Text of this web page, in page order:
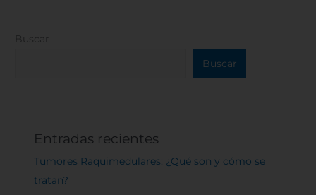
Buscar
Buscar
Entradas recientes
Tumores Raquimedulares: ¿Qué son y cómo se
tratan?